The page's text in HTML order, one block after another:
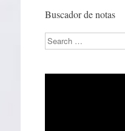
Buscador de notas
Search